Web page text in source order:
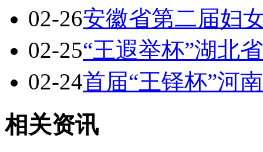
02-26安徽省第二届妇
02-25“王遐举杯”湖北
02-24首届“王铎杯”河
相关资讯